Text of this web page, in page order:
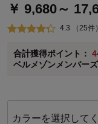
￥ 9,680～
4.3 （25件）
合計獲得ポイント：
ベルメゾンメンバー
通常商品送料無料 返
即時入会なら更に
※メンバーズカードの加
に対して適用されます
カラーを選択して